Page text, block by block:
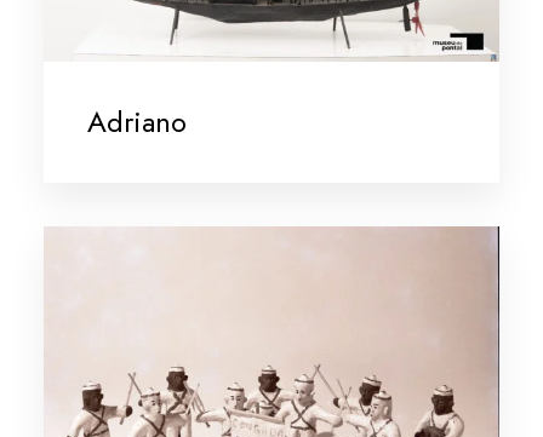
Adriano